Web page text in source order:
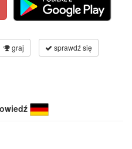
graj sprawdź się